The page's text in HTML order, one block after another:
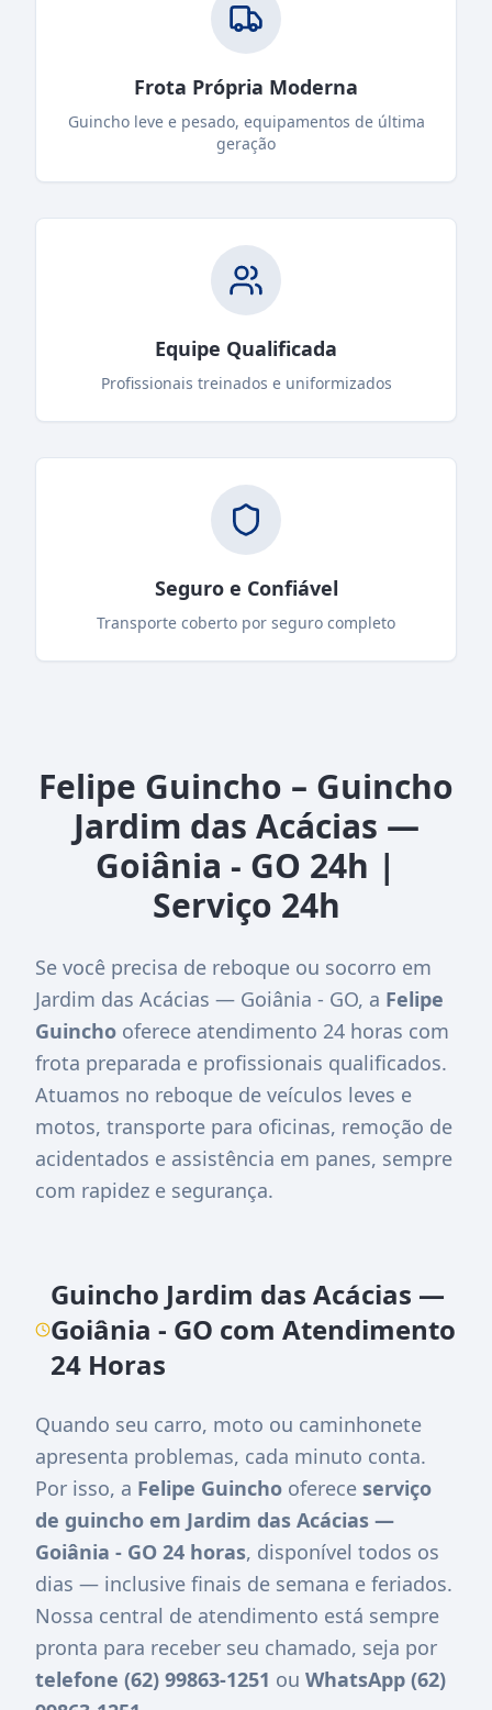
Frota Própria Moderna
Guincho leve e pesado, equipamentos de última
geração
Equipe Qualificada
Profissionais treinados e uniformizados
Seguro e Confiável
Transporte coberto por seguro completo
Felipe Guincho – Guincho
Jardim das Acácias —
Goiânia - GO 24h |
Serviço 24h
Se você precisa de reboque ou socorro em
Jardim das Acácias — Goiânia - GO, a Felipe
Guincho oferece atendimento 24 horas com
frota preparada e profissionais qualificados.
Atuamos no reboque de veículos leves e
motos, transporte para oficinas, remoção de
acidentados e assistência em panes, sempre
com rapidez e segurança.
Guincho Jardim das Acácias —
Goiânia - GO com Atendimento
24 Horas
Quando seu carro, moto ou caminhonete
apresenta problemas, cada minuto conta.
Por isso, a Felipe Guincho oferece serviço
de guincho em Jardim das Acácias —
Goiânia - GO 24 horas, disponível todos os
dias — inclusive finais de semana e feriados.
Nossa central de atendimento está sempre
pronta para receber seu chamado, seja por
telefone (62) 99863-1251 ou WhatsApp (62)